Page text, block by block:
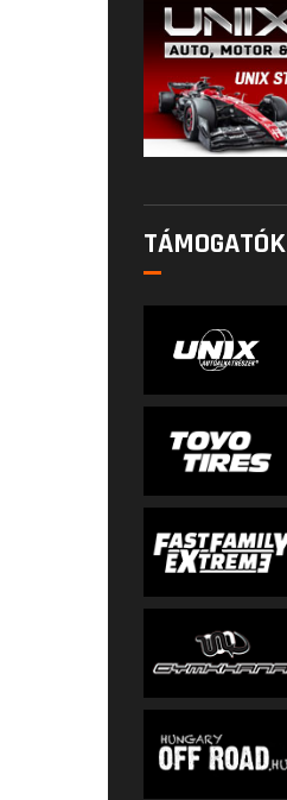
TÁMOGATÓK